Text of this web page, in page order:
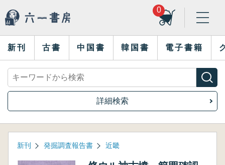
0
新刊 古書 中国書 韓国書 電子書籍
詳細検索
新刊 発掘調査報告書 近畿